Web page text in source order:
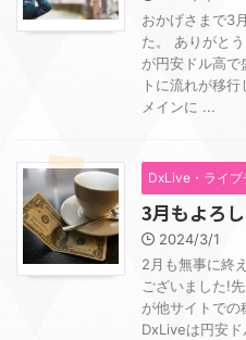
おかげさまで3
た。 ありがと
が円安ドル高で
トに流れが移
メインに ...
DxLive・ライブ
3月もよろ
2024/3/1
2月も無事に終
ございました!
が他サイトでの
DxLiveは円安